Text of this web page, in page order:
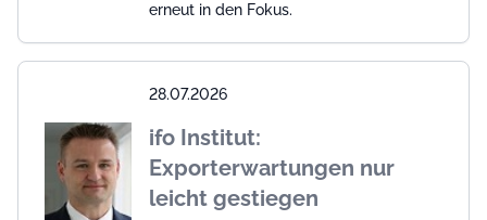
erneut in den Fokus.
28.07.2026
ifo Institut:
Exporterwartungen nur
leicht gestiegen